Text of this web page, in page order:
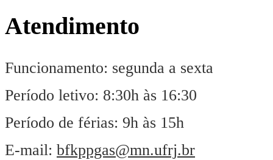
Atendimento
Funcionamento: segunda a sexta
Período letivo: 8:30h às 16:30
Período de férias: 9h às 15h
E-mail: bfkppgas@mn.ufrj.br